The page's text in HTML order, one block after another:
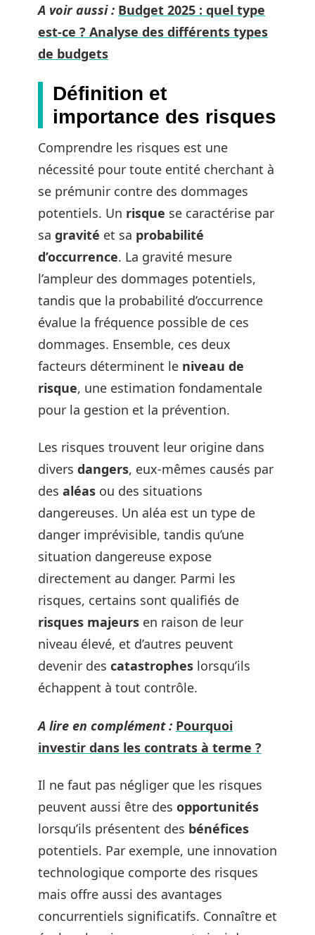
A voir aussi : Budget 2025 : quel type
est-ce ? Analyse des différents types
de budgets
Définition et
importance des risques
Comprendre les risques est une
nécessité pour toute entité cherchant à
se prémunir contre des dommages
potentiels. Un risque se caractérise par
sa gravité et sa probabilité
d’occurrence. La gravité mesure
l’ampleur des dommages potentiels,
tandis que la probabilité d’occurrence
évalue la fréquence possible de ces
dommages. Ensemble, ces deux
facteurs déterminent le niveau de
risque, une estimation fondamentale
pour la gestion et la prévention.
Les risques trouvent leur origine dans
divers dangers, eux-mêmes causés par
des aléas ou des situations
dangereuses. Un aléa est un type de
danger imprévisible, tandis qu’une
situation dangereuse expose
directement au danger. Parmi les
risques, certains sont qualifiés de
risques majeurs en raison de leur
niveau élevé, et d’autres peuvent
devenir des catastrophes lorsqu’ils
échappent à tout contrôle.
A lire en complément : Pourquoi
investir dans les contrats à terme ?
Il ne faut pas négliger que les risques
peuvent aussi être des opportunités
lorsqu’ils présentent des bénéfices
potentiels. Par exemple, une innovation
technologique comporte des risques
mais offre aussi des avantages
concurrentiels significatifs. Connaître et